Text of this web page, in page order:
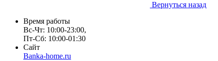
Вернуться назад
Время работы
Вс-Чт: 10:00-23:00,
Пт-Сб: 10:00-01:30
Сайт
Banka-home.ru